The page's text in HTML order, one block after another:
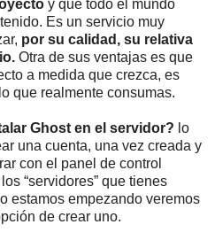
y que todo el mundo
Es un servicio muy
por su calidad, su relativa
Otra de sus ventajas es que
a medida que crezca, es
que realmente consumas.
Ghost en el servidor? lo
una cuenta, una vez creada y
con el panel de control
“servidores” que tienes
estamos empezando veremos
de crear uno.